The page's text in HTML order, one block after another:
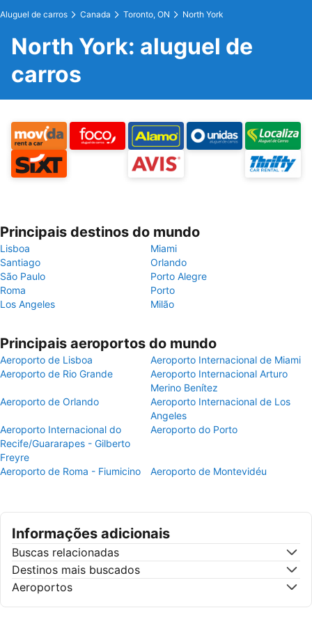
Aluguel de carros Canada Toronto, ON North York
North York: aluguel de
carros
Principais destinos do mundo
Lisboa
Miami
Santiago
Orlando
São Paulo
Porto Alegre
Roma
Porto
Los Angeles
Milão
Principais aeroportos do mundo
Aeroporto de Lisboa
Aeroporto Internacional de Miami
Aeroporto de Rio Grande
Aeroporto Internacional Arturo
Merino Benítez
Aeroporto de Orlando
Aeroporto Internacional de Los
Angeles
Aeroporto Internacional do
Recife/Guararapes - Gilberto
Freyre
Aeroporto do Porto
Aeroporto de Roma - Fiumicino Aeroporto de Montevidéu
Informações adicionais
Buscas relacionadas
Destinos mais buscados
Aeroportos